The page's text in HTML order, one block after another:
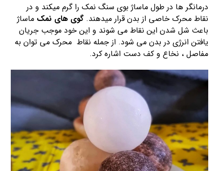
درمانگر ها در طول ماساژ بوی سنگ نمک را گرم میکند و در
نقاط محرک خاصی از بدن قرار میدهند.گوی های نمک ماساژ
باعث شل شدن این نقاط می شوند و این خود موجب جریان
یافتن انرژی در بدن می شود. از جمله نقاط محرک می توان به
مفاصل ، نخاع و کف دست اشاره کرد.